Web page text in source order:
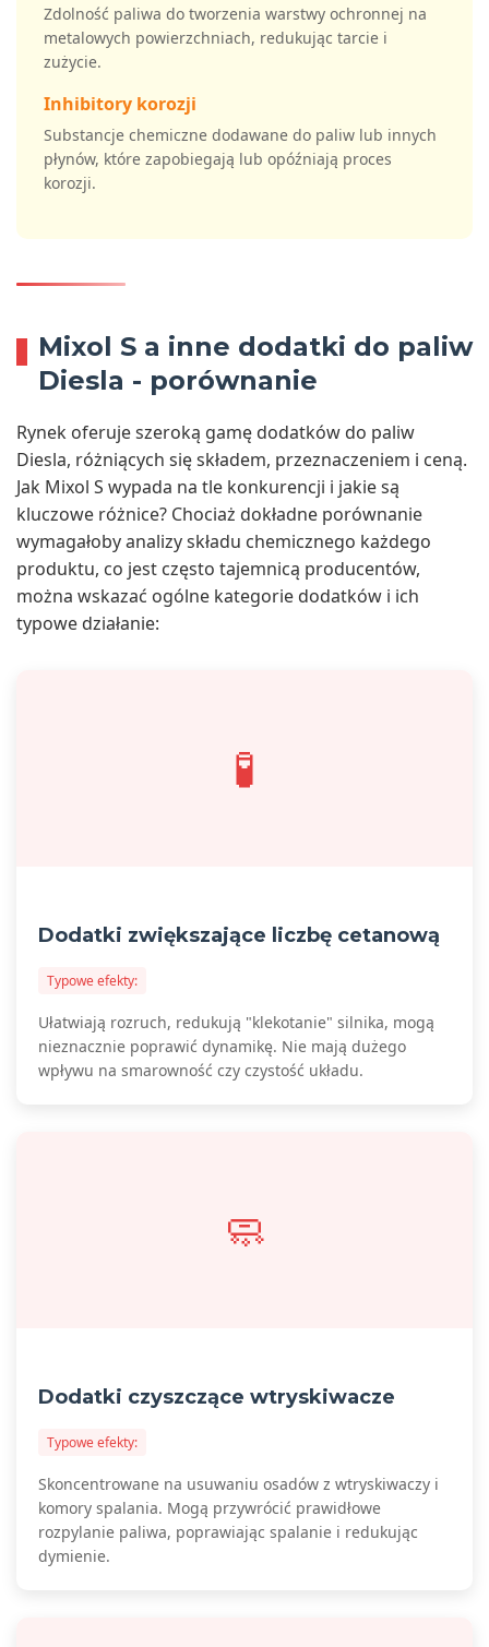
Zdolność paliwa do tworzenia warstwy ochronnej na
metalowych powierzchniach, redukując tarcie i
zużycie.
Inhibitory korozji
Substancje chemiczne dodawane do paliw lub innych
płynów, które zapobiegają lub opóźniają proces
korozji.
Mixol S a inne dodatki do paliw
Diesla - porównanie
Rynek oferuje szeroką gamę dodatków do paliw
Diesla, różniących się składem, przeznaczeniem i ceną.
Jak Mixol S wypada na tle konkurencji i jakie są
kluczowe różnice? Chociaż dokładne porównanie
wymagałoby analizy składu chemicznego każdego
produktu, co jest często tajemnicą producentów,
można wskazać ogólne kategorie dodatków i ich
typowe działanie:
🧪
Dodatki zwiększające liczbę cetanową
Typowe efekty:
Ułatwiają rozruch, redukują "klekotanie" silnika, mogą
nieznacznie poprawić dynamikę. Nie mają dużego
wpływu na smarowność czy czystość układu.
🧼
Dodatki czyszczące wtryskiwacze
Typowe efekty:
Skoncentrowane na usuwaniu osadów z wtryskiwaczy i
komory spalania. Mogą przywrócić prawidłowe
rozpylanie paliwa, poprawiając spalanie i redukując
dymienie.